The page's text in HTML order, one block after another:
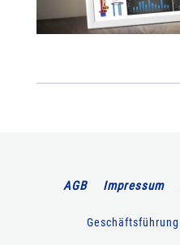
AGB Impressum